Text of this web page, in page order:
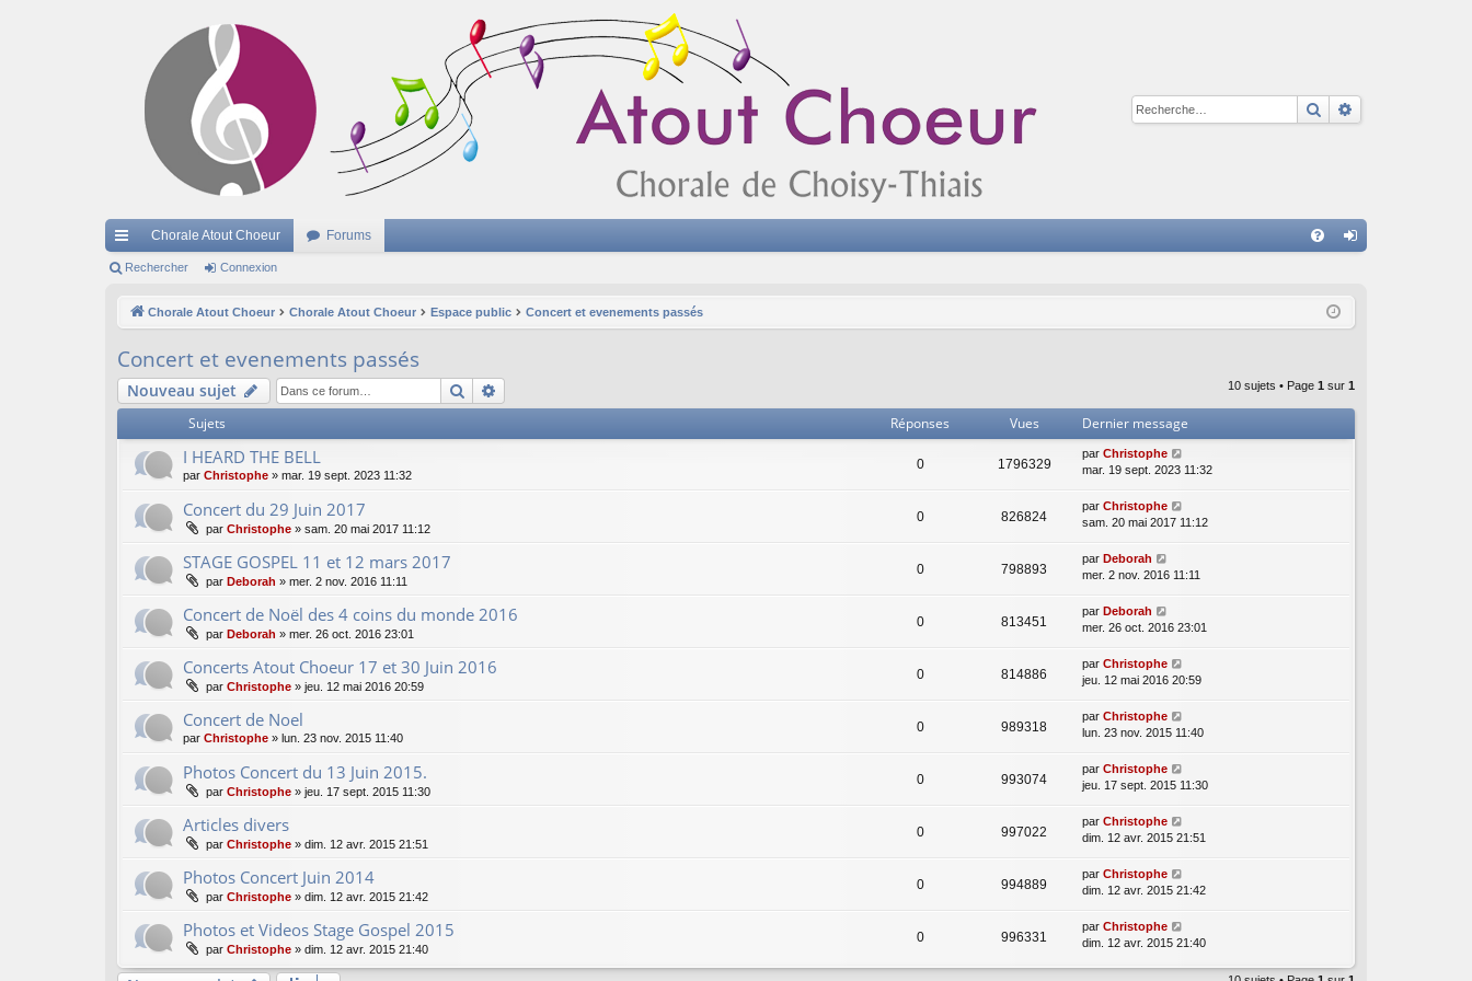
Rechercher
cc
pi
de
Chorale Atout Choeur Forums
ne
Rechercher Connexion
Chorale Atout Choeur Chorale Atout Choeur Espace public Concert et evenements passés
Concert et evenements passés
Nouveau sujet Rechercher 10 sujets • Page 1 sur 1
Sujets Réponses Vues Dernier message
I HEARD THE BELL
par Christophe » mar. 19 sept. 2023 11:32
0 1796329
par Christophe
mar. 19 sept. 2023 11:32
Concert du 29 Juin 2017
par Christophe » sam. 20 mai 2017 11:12
0 826824
par Christophe
sam. 20 mai 2017 11:12
STAGE GOSPEL 11 et 12 mars 2017
par Deborah » mer. 2 nov. 2016 11:11
0 798893
par Deborah
mer. 2 nov. 2016 11:11
Concert de Noël des 4 coins du monde 2016
par Deborah » mer. 26 oct. 2016 23:01
0 813451
par Deborah
mer. 26 oct. 2016 23:01
Concerts Atout Choeur 17 et 30 Juin 2016
par Christophe » jeu. 12 mai 2016 20:59
0 814886
par Christophe
jeu. 12 mai 2016 20:59
Concert de Noel
par Christophe » lun. 23 nov. 2015 11:40
0 989318
par Christophe
lun. 23 nov. 2015 11:40
Photos Concert du 13 Juin 2015.
par Christophe » jeu. 17 sept. 2015 11:30
0 993074
par Christophe
jeu. 17 sept. 2015 11:30
Articles divers
par Christophe » dim. 12 avr. 2015 21:51
0 997022
par Christophe
dim. 12 avr. 2015 21:51
Photos Concert Juin 2014
par Christophe » dim. 12 avr. 2015 21:42
0 994889
par Christophe
dim. 12 avr. 2015 21:42
Photos et Videos Stage Gospel 2015
par Christophe » dim. 12 avr. 2015 21:40
0 996331
par Christophe
dim. 12 avr. 2015 21:40